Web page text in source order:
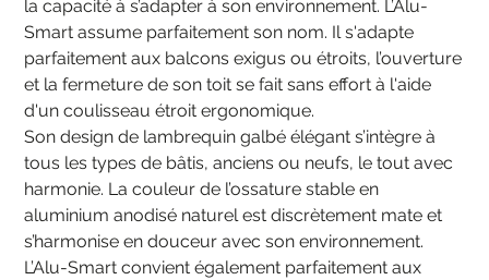
la capacité à s’adapter à son environnement. L’Alu-
Smart assume parfaitement son nom. Il s'adapte
parfaitement aux balcons exigus ou étroits, l’ouverture
et la fermeture de son toit se fait sans effort à l'aide
d'un coulisseau étroit ergonomique.
Son design de lambrequin galbé élégant s’intègre à
tous les types de bâtis, anciens ou neufs, le tout avec
harmonie. La couleur de l’ossature stable en
aluminium anodisé naturel est discrètement mate et
s’harmonise en douceur avec son environnement.
L’Alu-Smart convient également parfaitement aux